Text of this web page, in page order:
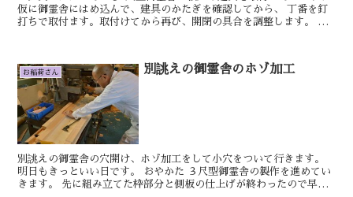
仮に御霊舎にはめ込んで、建具のかたぎを確認してから、 丁番を釘
打ちで取付ます。取付けてから再び、開閉の具合を調整します。 明
お稲荷さん 別誂えの御霊舎のホゾ加工
別誂えの御霊舎の穴開け、ホゾ加工をして小穴をついて行きます。
明日もきっといい日です。 おやかた ３尺型御霊舎の製作を進めてい
きます。 先に組み立てた枠部分と側板の仕上げが終わったので早速